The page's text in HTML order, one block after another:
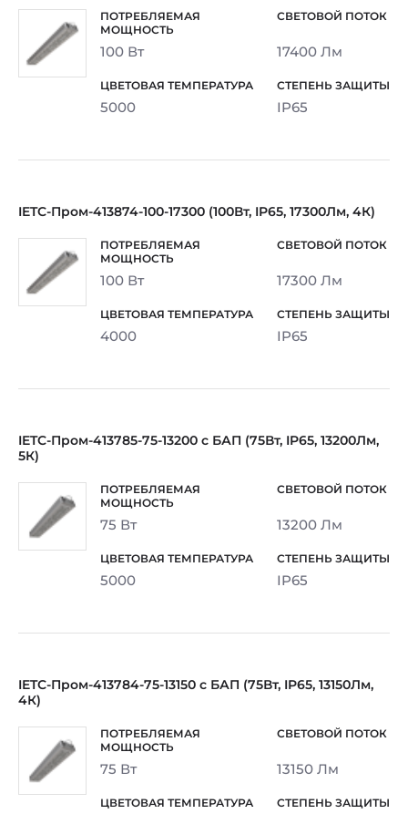
100 Вт 17400 Лм
5000 IP65
IETC-Пром-413874-100-17300 (100Вт, IP65, 17300Лм, 4К)
100 Вт 17300 Лм
4000 IP65
IETC-Пром-413785-75-13200 с БАП (75Вт, IP65, 13200Лм,
5К)
75 Вт 13200 Лм
5000 IP65
IETC-Пром-413784-75-13150 с БАП (75Вт, IP65, 13150Лм,
4К)
75 Вт 13150 Лм